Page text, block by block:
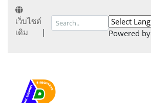
เว็บไซต์
เดิม
| Powered by